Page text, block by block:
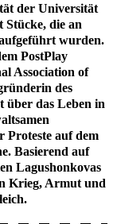
der Universität
Stücke, die an
wurden.
PostPlay
Association of
des
über das Leben in
Proteste auf dem
Basierend auf
Lagushonkovas
Krieg, Armut und